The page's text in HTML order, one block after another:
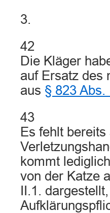
3.
42
Die Kläger
auf Ersatz des
aus § 823 Abs.
43
Es fehlt
kommt
von der Katze
II.1.